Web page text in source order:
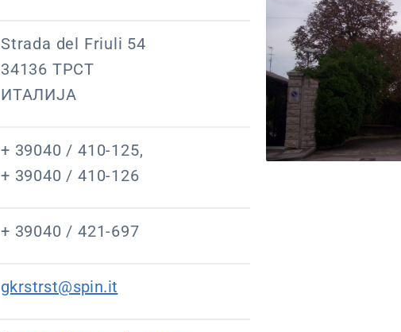
Strada del Friuli 54
34136 ТРСТ
ИТАЛИЈА
+ 39040 / 410-125,
+ 39040 / 410-126
+ 39040 / 421-697
gkrstrst@spin.it